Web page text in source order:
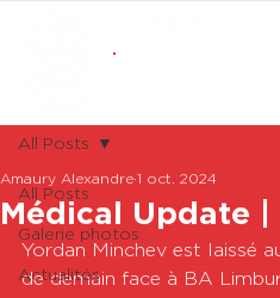
All Posts
Galerie photos
Actualités
All Posts
Médical Update
Amaury Alexandre 1 oct. 2024
Yordan Minchev est laissé
de demain face à BA